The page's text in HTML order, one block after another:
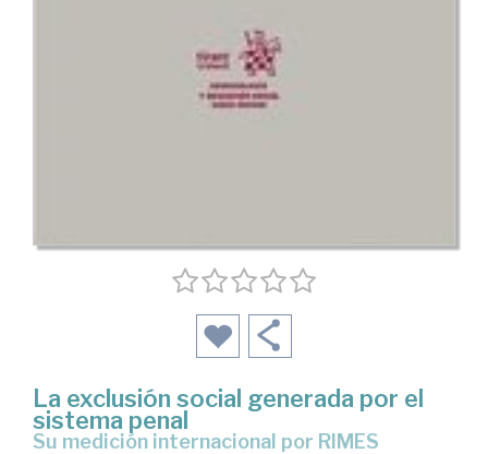
La exclusión social generada por el
sistema penal
su medición internacional por RIMES